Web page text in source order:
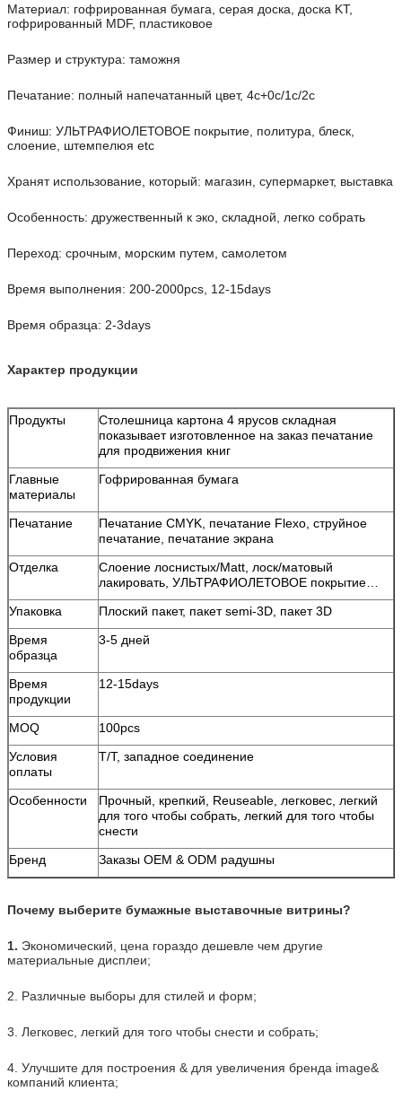
Материал: гофрированная бумага, серая доска, доска KT,
гофрированный MDF, пластиковое
Размер и структура: таможня
Печатание: полный напечатанный цвет, 4c+0c/1c/2c
Финиш: УЛЬТРАФИОЛЕТОВОЕ покрытие, политура, блеск,
слоение, штемпелюя etc
Хранят использование, который: магазин, супермаркет, выставка
Особенность: дружественный к эко, складной, легко собрать
Переход: срочным, морским путем, самолетом
Время выполнения: 200-2000pcs, 12-15days
Время образца: 2-3days
Характер продукции
Продукты
Столешница картона 4 ярусов складная
показывает изготовленное на заказ печатание
для продвижения книг
Главные
материалы
Гофрированная бумага
Печатание
Печатание CMYK, печатание Flexo, струйное
печатание, печатание экрана
Отделка
Слоение лоснистых/Matt, лоск/матовый
лакировать, УЛЬТРАФИОЛЕТОВОЕ покрытие…
Упаковка
Плоский пакет, пакет semi-3D, пакет 3D
Время
образца
3-5 дней
Время
продукции
12-15days
MOQ
100pcs
Условия
оплаты
T/T, западное соединение
Особенности
Прочный, крепкий, Reuseable, легковес, легкий
для того чтобы собрать, легкий для того чтобы
снести
Бренд
Заказы OEM & ODM радушны
Почему выберите бумажные выставочные витрины?
1. Экономический, цена гораздо дешевле чем другие
материальные дисплеи;
2. Различные выборы для стилей и форм;
3. Легковес, легкий для того чтобы снести и собрать;
4. Улучшите для построения & для увеличения бренда image&
компаний клиента;